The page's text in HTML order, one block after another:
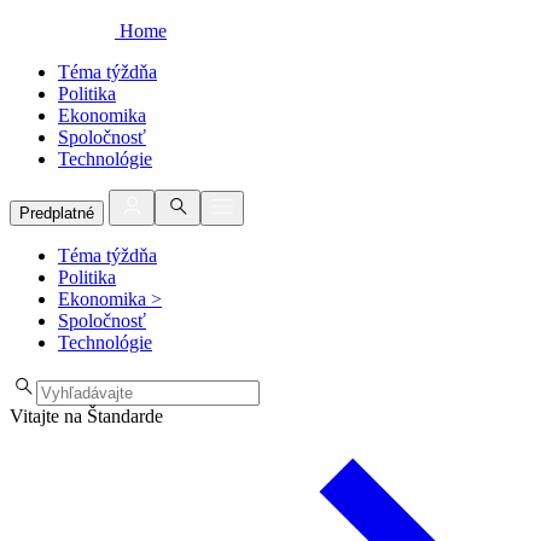
Home
Téma týždňa
Politika
Ekonomika
Spoločnosť
Technológie
Predplatné
Téma týždňa
Politika
Ekonomika >
Spoločnosť
Technológie
Vitajte na Štandarde